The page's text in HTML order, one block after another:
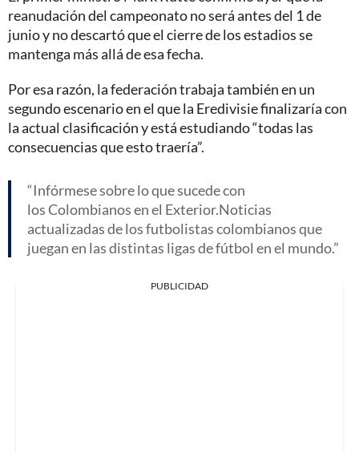
reanudación del campeonato no será antes del 1 de
junio y no descartó que el cierre de los estadios se
mantenga más allá de esa fecha.
Por esa razón, la federación trabaja también en un
segundo escenario en el que la Eredivisie finalizaría con
la actual clasificación y está estudiando “todas las
consecuencias que esto traería”.
Infórmese sobre lo que sucede con
los Colombianos en el Exterior.Noticias
actualizadas de los futbolistas colombianos que
juegan en las distintas ligas de fútbol en el mundo.
PUBLICIDAD